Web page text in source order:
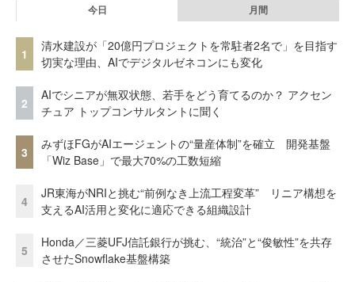
今日 月間
1
清水建設が「20億円プロジェクトを常駐者2名で」を目指す
切実な理由、AIでデジタルゼネコンにも変化
2
AIでシニアが無双状態、若手をどう育てるのか？ アクセン
チュア トップコンサルタントに聞く
3
みずほFGがAIエージェントの“量産体制”を確立 開発基盤
「Wiz Base」で最大70%の工数短縮
4
JR東海がNRIと挑む“前例なき上流工程変革” リニア構想を
支えるAI活用と変化に適応できる組織設計
5
Honda／三菱UFJ信託銀行が挑む、“統治”と“俊敏性”を共存
させたSnowflake基盤構築